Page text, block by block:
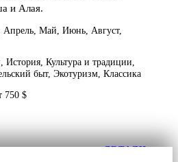
и Алая.
Апрель, Май, Июнь, Август,
История, Культура и традиции,
быт, Экотуризм, Классика
750 $
ДЕТАЛИ